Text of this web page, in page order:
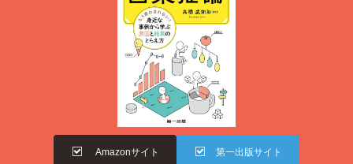
Amazonサイト 第一出版サイト